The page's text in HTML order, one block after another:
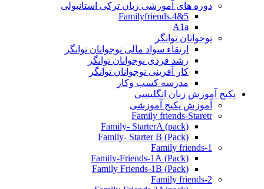
دوره های آموزشی زبان ترکی استانبولی
Familyfriends.4&5
A1a
نوجوانان توانگر
ارتقاء سواد مالی نوجوانان توانگر
رشد فردی نوجوانان توانگر
کار آفرینی نوجوانان توانگر
مدرسه کسب وکار
پکیج آموزش زبان انگلیسی
آموزش پکیج آموزشی
Family friends-Staretr
Family- StarterA (pack)
Family- Starter B (Pack)
Family friends-1
(Pack) Family-Friends-1A
(Pack) Family Friends-1B
Family friends-2